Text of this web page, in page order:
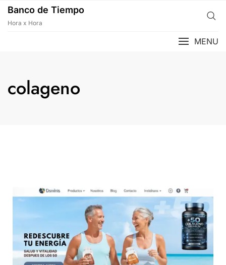
Banco de Tiempo
Hora x Hora
MENU
colageno